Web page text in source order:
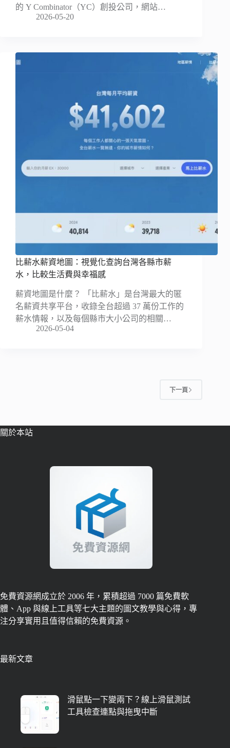
的 Y Combinator（YC）創投公司，網站…
2026-05-20
比薪水薪資地圖：視覺化查詢台灣各縣市薪
水，比較生活費與幸福感
薪資地圖是什麼？ 「比薪水」是台灣最大的匿
名薪資共享平台，收錄全台超過 37 萬份工作的
薪水情報，以及每個縣市大小公司的相關…
2026-05-04
下一頁
關於本站
免費資源網成立於 2006 年，累積超過 7000 篇免費軟
體、App 與線上工具等七大主題的圖文教學與心得，專
注分享實用且值得信賴的免費資源。
最新文章
滑鼠點一下變兩下？線上滑鼠測試
工具檢查連點與拖曳中斷